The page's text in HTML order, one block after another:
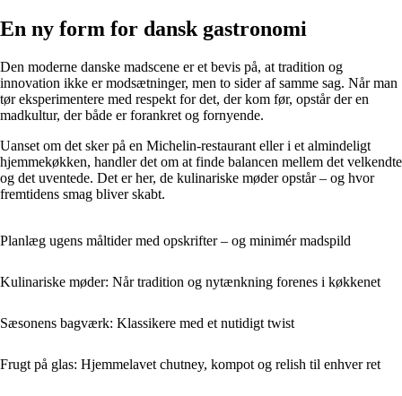
En ny form for dansk gastronomi
Den moderne danske madscene er et bevis på, at tradition og
innovation ikke er modsætninger, men to sider af samme sag. Når man
tør eksperimentere med respekt for det, der kom før, opstår der en
madkultur, der både er forankret og fornyende.
Uanset om det sker på en Michelin-restaurant eller i et almindeligt
hjemmekøkken, handler det om at finde balancen mellem det velkendte
og det uventede. Det er her, de kulinariske møder opstår – og hvor
fremtidens smag bliver skabt.
Planlæg ugens måltider med opskrifter – og minimér madspild
Kulinariske møder: Når tradition og nytænkning forenes i køkkenet
Sæsonens bagværk: Klassikere med et nutidigt twist
Frugt på glas: Hjemmelavet chutney, kompot og relish til enhver ret